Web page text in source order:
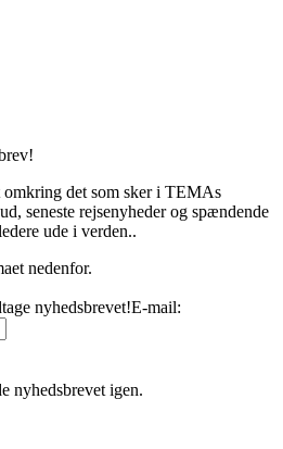
omkring det som sker i TEMAs
seneste rejsenyheder og spændende
ude i verden..
nedenfor.
nyhedsbrevet!E-mail:
nyhedsbrevet igen.